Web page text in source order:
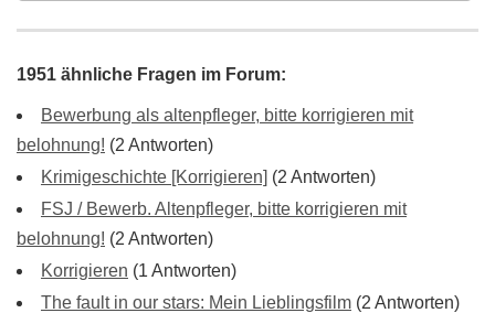
1951 ähnliche Fragen im Forum:
Bewerbung als altenpfleger, bitte korrigieren mit
belohnung! (2 Antworten)
Krimigeschichte [Korrigieren] (2 Antworten)
FSJ / Bewerb. Altenpfleger, bitte korrigieren mit
belohnung! (2 Antworten)
Korrigieren (1 Antworten)
The fault in our stars: Mein Lieblingsfilm (2 Antworten)